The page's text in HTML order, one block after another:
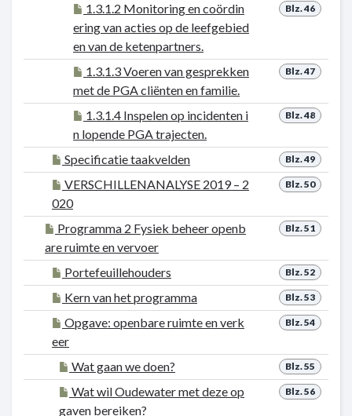
Blz. 46
1.3.1.2 Monitoring en coördin
ering van acties op de leefgebied
en van de ketenpartners.
Blz. 47
1.3.1.3 Voeren van gesprekken
met de PGA cliënten en familie.
Blz. 48
1.3.1.4 Inspelen op incidenten i
n lopende PGA trajecten.
Blz. 49
Specificatie taakvelden
Blz. 50
VERSCHILLENANALYSE 2019 – 2
020
Blz. 51
Programma 2 Fysiek beheer openb
are ruimte en vervoer
Blz. 52
Portefeuillehouders
Blz. 53
Kern van het programma
Blz. 54
Opgave: openbare ruimte en verk
eer
Blz. 55
Wat gaan we doen?
Blz. 56
Wat wil Oudewater met deze op
gaven bereiken?